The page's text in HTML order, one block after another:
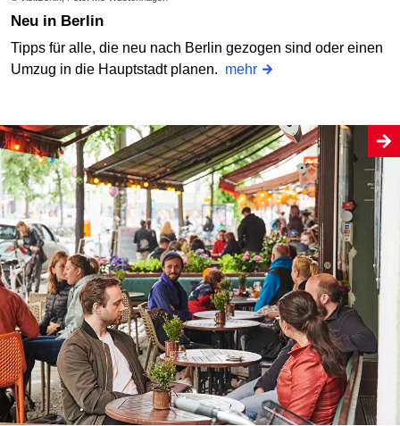
Neu in Berlin
Tipps für alle, die neu nach Berlin gezogen sind oder einen
Umzug in die Hauptstadt planen. mehr